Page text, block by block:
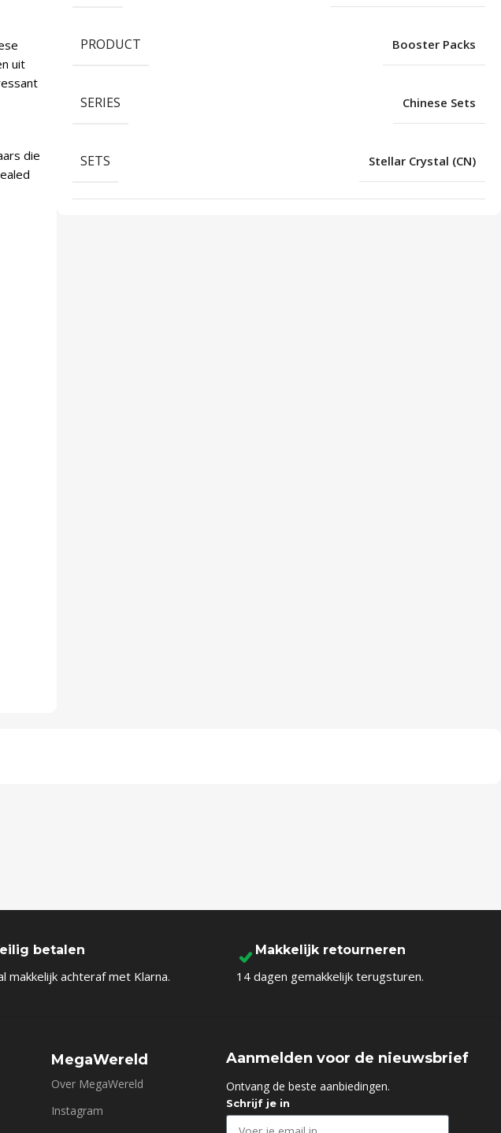
uit
die
PRODUCT Booster Packs
SERIES Chinese Sets
SETS Stellar Crystal (CN)
betalen
makkelijk achteraf met Klarna.
Makkelijk retourneren
14 dagen gemakkelijk terugsturen.
MegaWereld
Over MegaWereld
Instagram
Aanmelden voor de nieuwsbrief
Ontvang de beste aanbiedingen.
Schrijf je in